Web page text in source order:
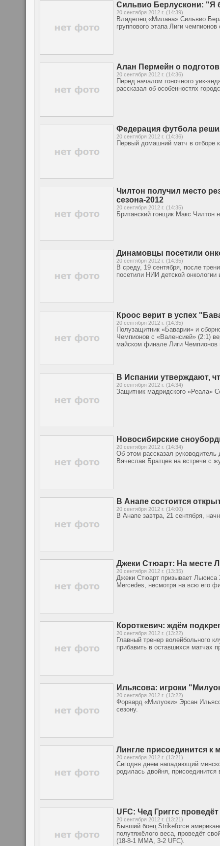
Сильвио Берлускони:
20 сентября 2012 г. (14:39)
Владелец «Милана» Сильвио
группового этапа Лиги
Алан Пермейн о
20 сентября 2012 г. (14:36)
Перед началом гоночного уик-
рассказал об особенностях
Федерация футбола
20 сентября 2012 г. (14:36)
Первый домашний матч в отборе
Чилтон получил место
сезона-2012
20 сентября 2012 г. (14:35)
Британский гонщик Макс Чилтон
Динамовцы посетили
20 сентября 2012 г. (14:35)
В среду, 19 сентября, после
посетили НИИ детской
Кроос верит в успех
20 сентября 2012 г. (14:35)
Полузащитник «Баварии» и
Чемпионов с «Валенсией» (2:1)
майском финале Лиги Чемпионов
В Испании утверждают,
20 сентября 2012 г. (14:34)
Защитник мадридского «Реала»
Новосибирские
20 сентября 2012 г. (14:34)
Об этом рассказал руководитель
Вячеслав Братцев на встрече с
В Анапе состоится
20 сентября 2012 г. (14:00)
В Анапе завтра, 21 сентября,
Джеки Стюарт: На месте
20 сентября 2012 г. (13:35)
Джеки Стюарт призывает Льюиса
Mercedes, несмотря на всю его
Короткевич: ждём
20 сентября 2012 г. (13:22)
Главный тренер волейбольного
прибавить в оставшихся матчах
Ильясова: игроки
20 сентября 2012 г. (13:22)
Форвард «Милуоки» Эрсан
сезону.
Лингле присоединится к
20 сентября 2012 г. (13:21)
Сегодня днем нападающий
родилась двойня,
UFC: Чед Григгс
20 сентября 2012 г. (13:21)
Бывший боец Strikeforce
полутяжёлого веса, проведёт
(18-8-1 MMA, 3-2 UFC).